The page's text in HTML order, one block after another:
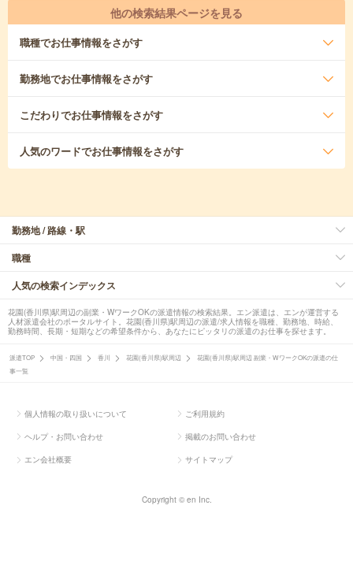
他の検索結果ページを見る
職種でお仕事情報をさがす
勤務地でお仕事情報をさがす
こだわりでお仕事情報をさがす
人気のワードでお仕事情報をさがす
勤務地 / 路線・駅
職種
人気の検索インデックス
花園(香川県)駅周辺の副業・WワークOKの派遣情報の検索結果。エン派遣は、エンが運営する
人材派遣会社のポータルサイト。花園(香川県)駅周辺の派遣/求人情報を職種、勤務地、時給、
勤務時間、長期・短期などの希望条件から、あなたにピッタリの派遣のお仕事を探せます。
派遣TOP 中国・四国 香川 花園(香川県)駅周辺
花園(香川県)駅周辺 副業・WワークOKの派遣の仕
事一覧
個人情報の取り扱いについて ご利用規約
ヘルプ・お問い合わせ 掲載のお問い合わせ
エン会社概要 サイトマップ
Copyright © en Inc.